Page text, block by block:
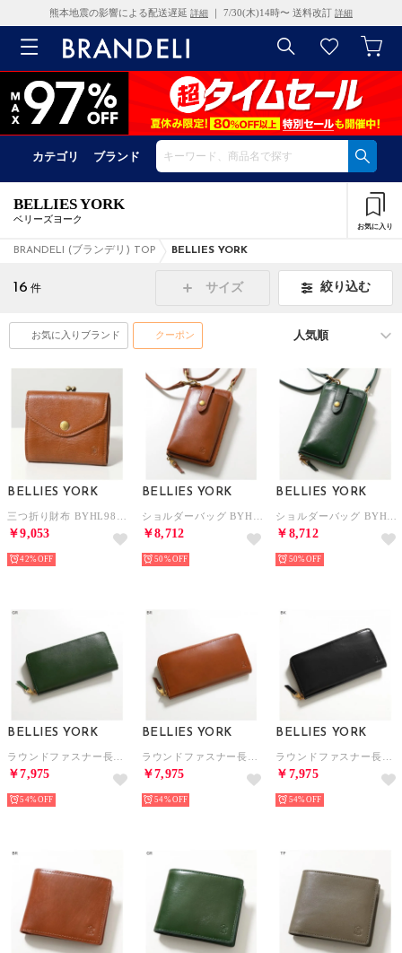
熊本地震の影響による配送遅延 詳細 ｜ 7/30(木)14時〜 送料改訂 詳細
カテゴリ ブランド
BELLIES YORK
ベリーズヨーク
お気に入り
BRANDELI (ブランデリ) TOP BELLIES YORK
16 件 サイズ 絞り込む
お気に入りブランド クーポン
BELLIES YORK
￥9,053
42%
BELLIES YORK
￥8,712
50%
BELLIES YORK
￥8,712
50%
BELLIES YORK
￥7,975
54%
BELLIES YORK
￥7,975
54%
BELLIES YORK
￥7,975
54%